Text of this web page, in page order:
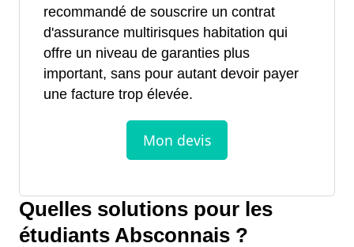
recommandé de souscrire un contrat
d'assurance multirisques habitation qui
offre un niveau de garanties plus
important, sans pour autant devoir payer
une facture trop élevée.
Quelles solutions pour les
étudiants Absconnais ?